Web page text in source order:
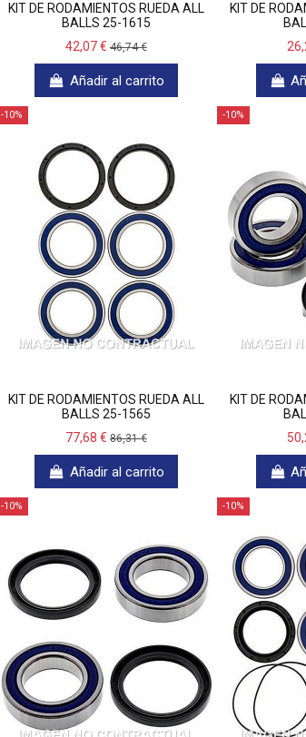
KIT DE RODAMIENTOS RUEDA ALL
BALLS 25-1615
42,07 € 46,74 €
Añadir al carrito
KIT DE
-10%
KIT DE RODAMIENTOS RUEDA ALL
BALLS 25-1565
77,68 € 86,31 €
Añadir al carrito
-10%
KIT DE
-10% -10%